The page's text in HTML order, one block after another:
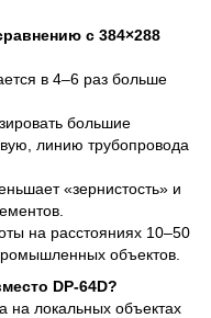
с 384×288
в 4–6 раз больше
большие
линию трубопровода
«зернистость» и
на расстояниях 10–50
объектов.
DP-64D?
на локальных объектах